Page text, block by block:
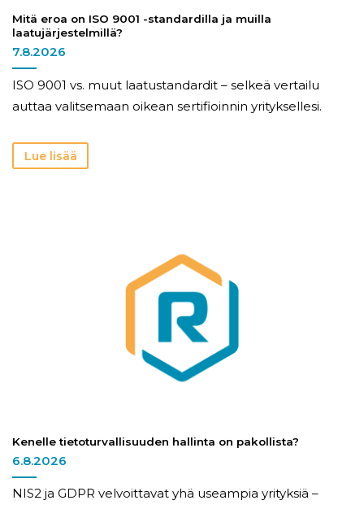
Mitä eroa on ISO 9001 -standardilla ja muilla
laatujärjestelmillä?
7.8.2026
ISO 9001 vs. muut laatustandardit – selkeä vertailu
auttaa valitsemaan oikean sertifioinnin yrityksellesi.
Lue lisää
Kenelle tietoturvallisuuden hallinta on pakollista?
6.8.2026
NIS2 ja GDPR velvoittavat yhä useampia yrityksiä –